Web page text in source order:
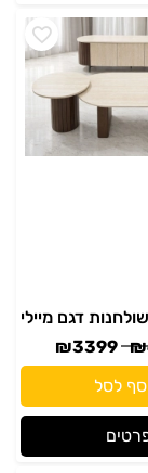
₪
₪3399
לסל